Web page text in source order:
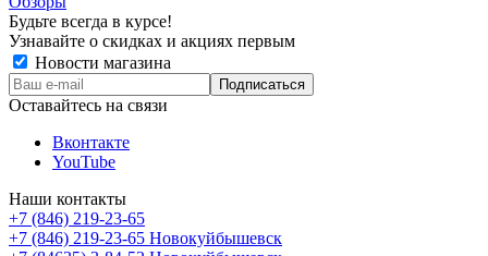
Будьте всегда в курсе!
Узнавайте о скидках и акциях первым
Новости магазина
Оставайтесь на связи
Вконтакте
YouTube
Наши контакты
+7 (846) 219-23-65
+7 (846) 219-23-65 Новокуйбышевск